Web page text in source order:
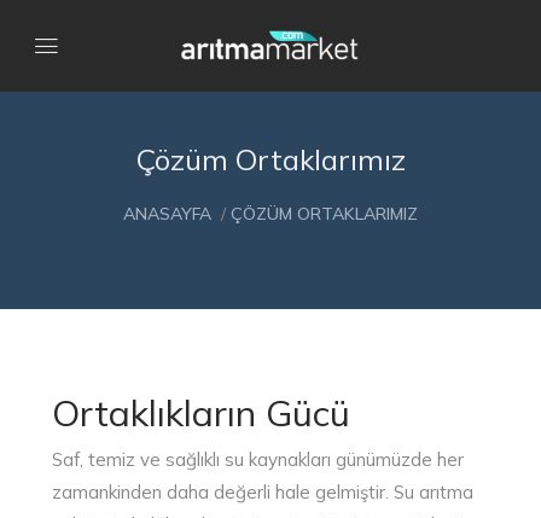
Çözüm Ortaklarımız
ANASAYFA / ÇÖZÜM ORTAKLARIMIZ
Ortaklıkların Gücü
Saf, temiz ve sağlıklı su kaynakları günümüzde her
zamankinden daha değerli hale gelmiştir. Su arıtma